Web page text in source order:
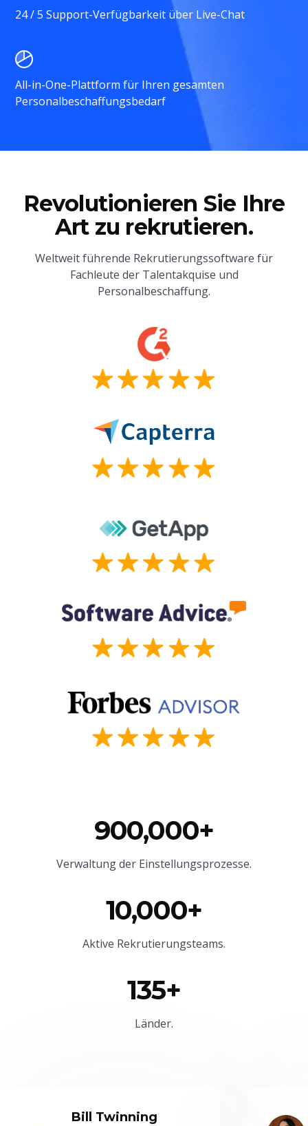
24 / 5 Support-Verfügbarkeit über Live-Chat
All-in-One-Plattform für Ihren gesamten
Personalbeschaffungsbedarf
Revolutionieren Sie Ihre
Art zu rekrutieren.
Weltweit führende Rekrutierungssoftware für
Fachleute der Talentakquise und
Personalbeschaffung.
900,000+
Verwaltung der Einstellungsprozesse.
10,000+
Aktive Rekrutierungsteams.
135+
Länder.
Bill Twinning